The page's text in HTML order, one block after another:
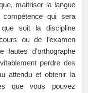
maitriser la langue
compétence qui sera
soit la discipline
ou de l’examen
fautes d’orthographe
perdre des
attendu et obtenir la
que vous pouvez